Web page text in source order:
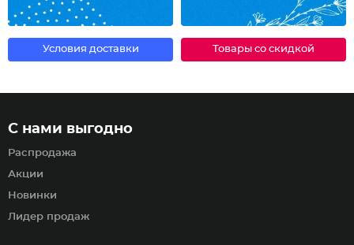
Условия доставки Товары со скидкой
С нами выгодно
Распродажа
Акции
Новинки
Лидер продаж